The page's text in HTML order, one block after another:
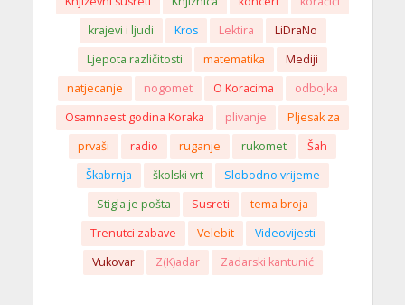
krajevi i ljudi
Kros Lektira
LiDraNo
Ljepota različitosti
matematika
Mediji
natjecanje
nogomet O Koracima
odbojka
Osamnaest godina Koraka
plivanje
Pljesak za
prvaši
radio ruganje rukomet
Šah
Škabrnja
školski vrt
Slobodno vrijeme
Stigla je pošta
Susreti
tema broja
Trenutci zabave
Velebit
Videovijesti
Vukovar
Z(K)adar Zadarski kantunić